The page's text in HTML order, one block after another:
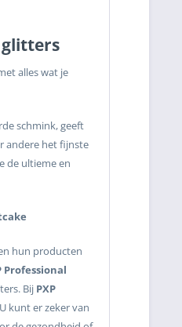
glitters
alles wat je
schmink, geeft
andere het fijnste
de ultieme en
hun producten
Professional
Bij PXP
kunt er zeker van